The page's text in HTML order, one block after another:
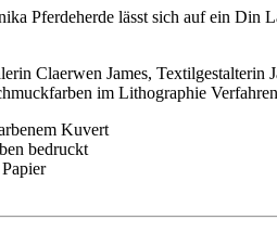
Pferdeherde lässt sich auf ein Din
Claerwen James,
im Lithographie
Kuvert
bedruckt